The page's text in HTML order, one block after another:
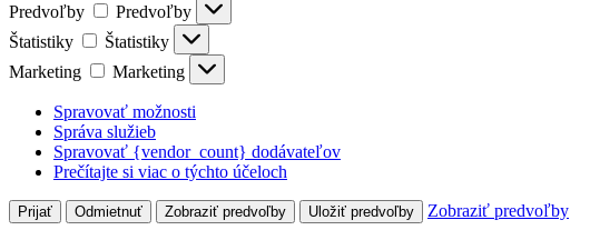
Predvoľby
Predvoľby
Štatistiky
Štatistiky
Marketing
Marketing
Spravovať možnosti
Správa služieb
Spravovať {vendor_count} dodávateľov
Prečítajte si viac o týchto účeloch
Prijať Odmietnuť Zobraziť predvoľby Uložiť predvoľby Zobraziť predvoľby